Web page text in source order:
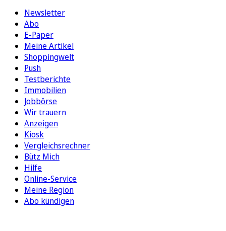
Newsletter
Abo
E-Paper
Meine Artikel
Shoppingwelt
Push
Testberichte
Immobilien
Jobbörse
Wir trauern
Anzeigen
Kiosk
Vergleichsrechner
Bütz Mich
Hilfe
Online-Service
Meine Region
Abo kündigen